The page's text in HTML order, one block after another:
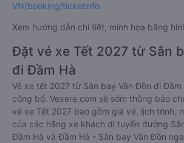
VN/booking/ticketinfo
Xem hướng dẫn chi tiết, minh họa bằng
Đặt vé xe Tết 2027 từ Sân
đi Đầm Hà
Vé xe tết 2027 từ Sân bay Vân Đồn đi
công bố. Vexere.com sẽ sớm thông báo
vé xe Tết 2027 bao gồm giá vé, lịch trình,
của các hãng xe khách đi tuyến đường
Đầm Hà và Đầm Hà - Sân bay Vân Đồn